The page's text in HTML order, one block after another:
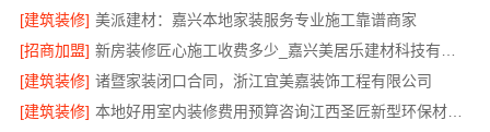
[建筑装修] 美派建材：嘉兴本地家装服务专业施工靠谱商家
[招商加盟]
[建筑装修] 诸暨家装闭口合同，浙江宜美嘉装饰工程有限公司
[建筑装修]
本地好用室内装修费用预算咨询江西圣匠新型环保材料有限公司